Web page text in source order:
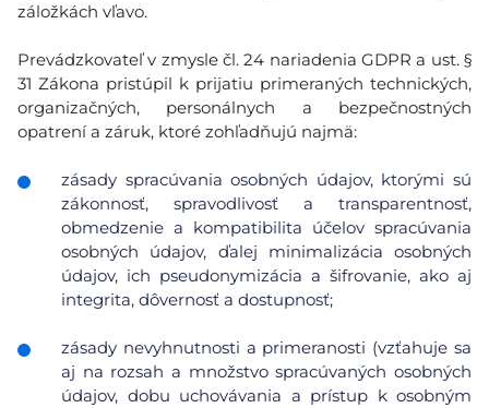
záložkách vľavo.
Prevádzkovateľ v zmysle čl. 24 nariadenia GDPR a ust. §
31 Zákona pristúpil k prijatiu primeraných technických,
organizačných, personálnych a bezpečnostných
opatrení a záruk, ktoré zohľadňujú najmä:
zásady spracúvania osobných údajov, ktorými sú
zákonnosť, spravodlivosť a transparentnosť,
obmedzenie a kompatibilita účelov spracúvania
osobných údajov, ďalej minimalizácia osobných
údajov, ich pseudonymizácia a šifrovanie, ako aj
integrita, dôvernosť a dostupnosť;
zásady nevyhnutnosti a primeranosti (vzťahuje sa
aj na rozsah a množstvo spracúvaných osobných
údajov, dobu uchovávania a prístup k osobným